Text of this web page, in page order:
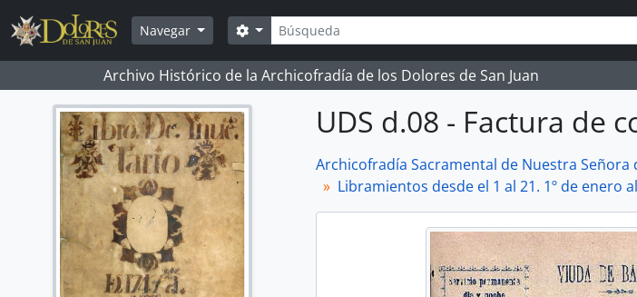
Skip to main content
Navegar
Búsqueda
Search options
Archivo Histórico de la Archicofradía de los Dolores de San Juan
UDS d.08 - Factura de
Archicofradía Sacramental de Nuestra Señora
Libramientos desde el 1 al 21. 1º de enero